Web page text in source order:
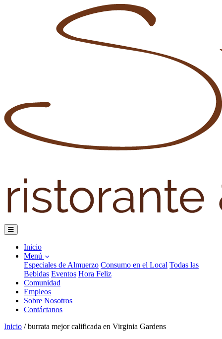
Inicio
Menú
Especiales de Almuerzo Consumo en el Local Todas las
Bebidas Eventos Hora Feliz
Comunidad
Empleos
Sobre Nosotros
Contáctanos
Inicio / burrata mejor calificada en Virginia Gardens